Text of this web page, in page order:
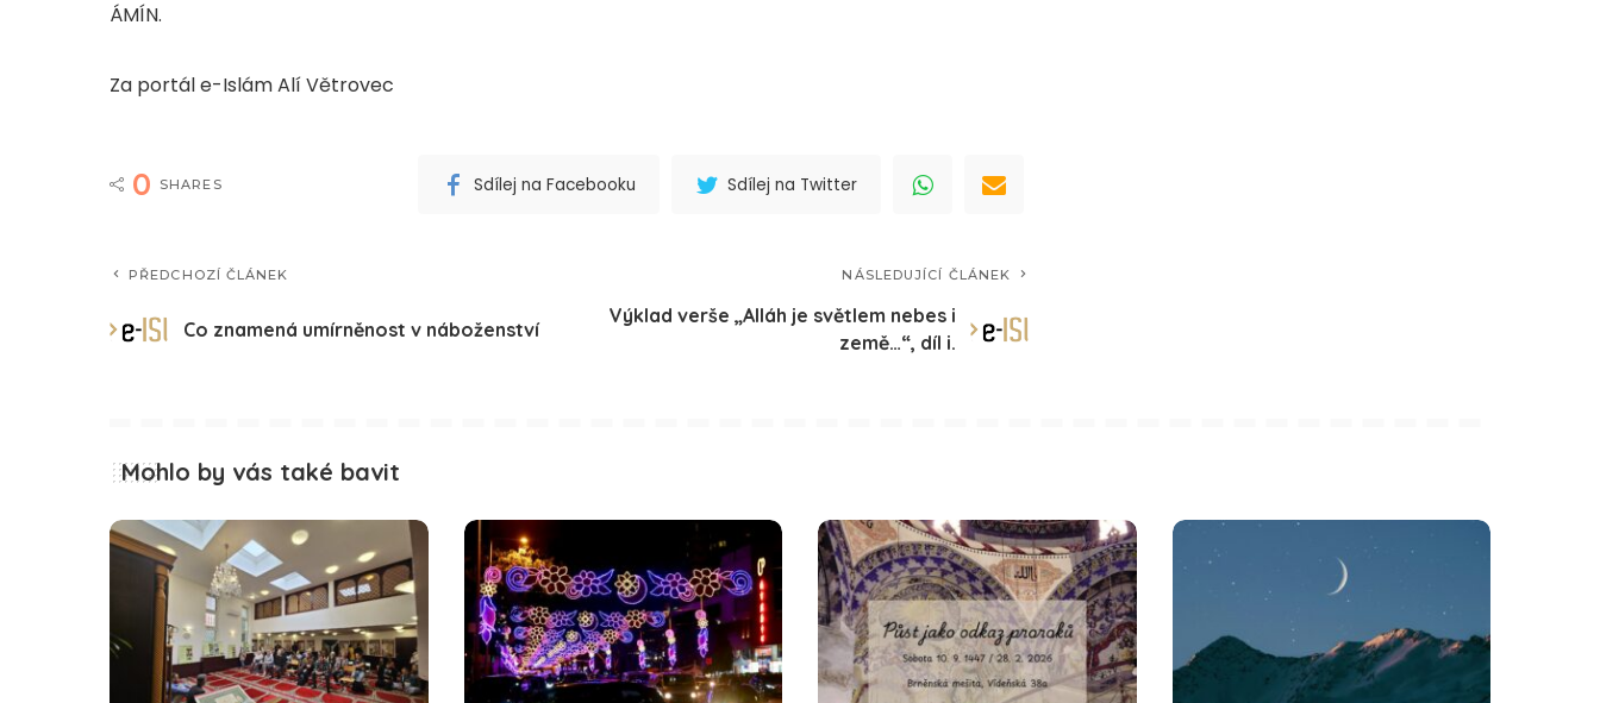
ÁMÍN.
Za portál e-Islám Alí Větrovec
0 SHARES Sdílej na Facebooku Sdílej na Twitter
PŘEDCHOZÍ ČLÁNEK
Co znamená umírněnost v náboženství
NÁSLEDUJÍCÍ ČLÁNEK
Výklad verše „Alláh je světlem nebes i
země…“, díl i.
Mohlo by vás také bavit